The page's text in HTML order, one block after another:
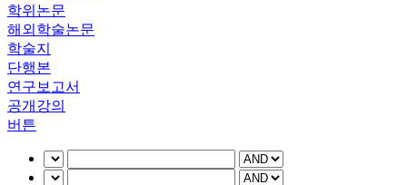
학위논문
해외학술논문
학술지
단행본
연구보고서
공개강의
버튼